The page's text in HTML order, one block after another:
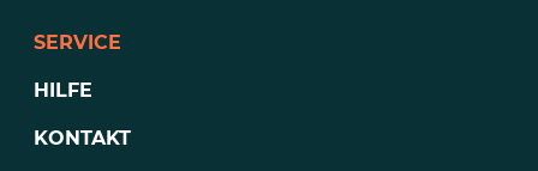
SERVICE
HILFE
KONTAKT